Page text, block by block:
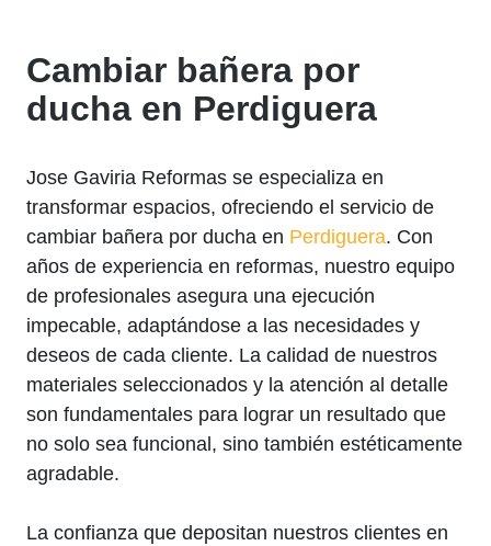
Cambiar bañera por
ducha en Perdiguera
Jose Gaviria Reformas se especializa en
transformar espacios, ofreciendo el servicio de
cambiar bañera por ducha en Perdiguera. Con
años de experiencia en reformas, nuestro equipo
de profesionales asegura una ejecución
impecable, adaptándose a las necesidades y
deseos de cada cliente. La calidad de nuestros
materiales seleccionados y la atención al detalle
son fundamentales para lograr un resultado que
no solo sea funcional, sino también estéticamente
agradable.
La confianza que depositan nuestros clientes en